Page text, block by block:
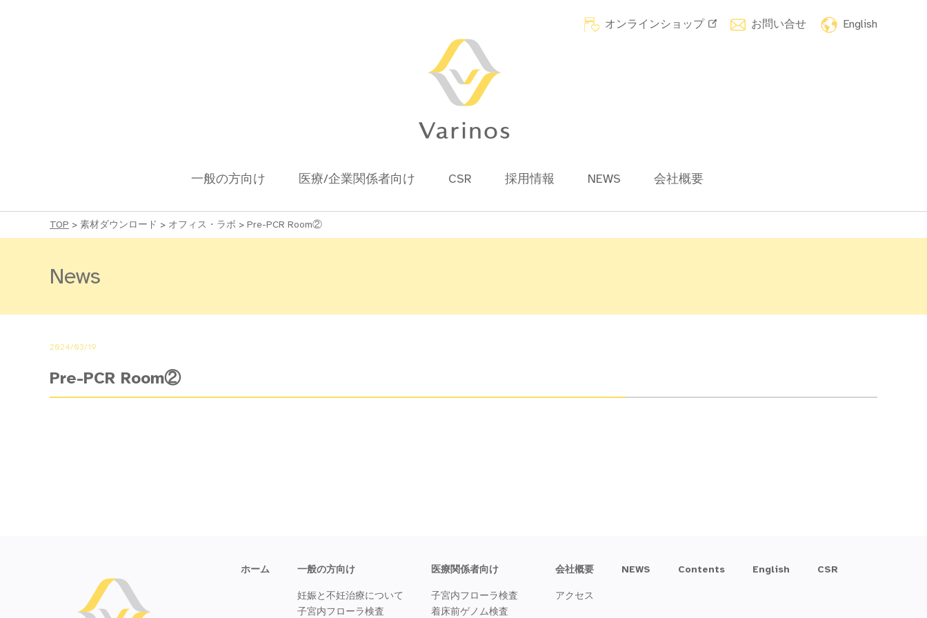
オンラインショップ お問い合せ English
一般の方向け 医療/企業関係者向け CSR 採用情報 NEWS 会社概要
TOP > 素材ダウンロード > オフィス・ラボ > Pre-PCR Room②
News
2024/03/19
Pre-PCR Room②
ホーム 一般の方向け
妊娠と不妊治療について
子宮内フローラ検査
医療関係者向け
子宮内フローラ検査
着床前ゲノム検査
会社概要
アクセス
NEWS Contents English CSR